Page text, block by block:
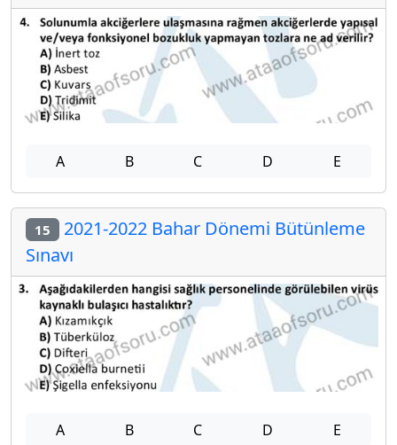
A B C D E
15 2021-2022 Bahar Dönemi Bütünleme
Sınavı
A B C D E